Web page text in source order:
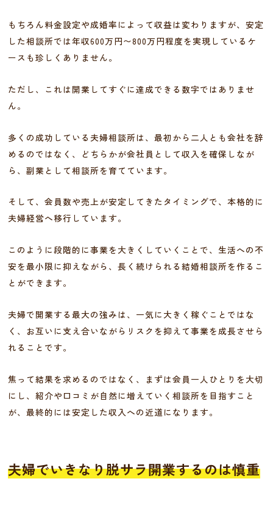
もちろん料金設定や成婚率によって収益は変わりますが、安定
した相談所では年収600万円〜800万円程度を実現しているケ
ースも珍しくありません。
ただし、これは開業してすぐに達成できる数字ではありませ
ん。
多くの成功している夫婦相談所は、最初から二人とも会社を辞
めるのではなく、どちらかが会社員として収入を確保しなが
ら、副業として相談所を育てています。
そして、会員数や売上が安定してきたタイミングで、本格的に
夫婦経営へ移行しています。
このように段階的に事業を大きくしていくことで、生活への不
安を最小限に抑えながら、長く続けられる結婚相談所を作るこ
とができます。
夫婦で開業する最大の強みは、一気に大きく稼ぐことではな
く、お互いに支え合いながらリスクを抑えて事業を成長させら
れることです。
焦って結果を求めるのではなく、まずは会員一人ひとりを大切
にし、紹介や口コミが自然に増えていく相談所を目指すこと
が、最終的には安定した収入への近道になります。
夫婦でいきなり脱サラ開業するのは慎重